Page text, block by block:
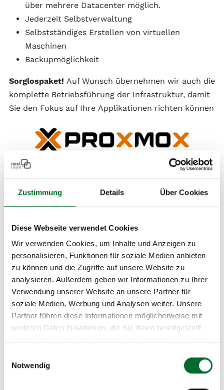
Zustimmung Details Über Cookies
Diese Webseite verwendet Cookies
Wir verwenden Cookies, um Inhalte und Anzeigen zu
personalisieren, Funktionen für soziale Medien anbieten
zu können und die Zugriffe auf unsere Website zu
analysieren. Außerdem geben wir Informationen zu Ihrer
Verwendung unserer Website an unsere Partner für
soziale Medien, Werbung und Analysen weiter. Unsere
Partner führen diese Informationen möglicherweise mit
weiteren Daten zusammen, die Sie ihnen bereitgestellt
Notwendig
über mehrere Datacenter möglich.
Jederzeit Selbstverwaltung
Selbstständiges Erstellen von virtuellen
Maschinen
Backupmöglichkeit
Sorglospaket! Auf Wunsch übernehmen wir auch die
komplette Betriebsführung der Infrastruktur, damit
Sie den Fokus auf Ihre Applikationen richten können
Mehr Info zum Proxmox Root Server